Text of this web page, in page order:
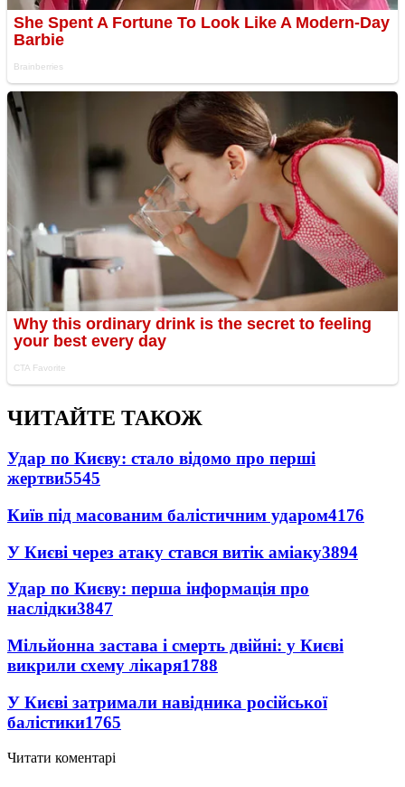
ЧИТАЙТЕ ТАКОЖ
Удар по Києву: стало відомо про перші
жертви5545
Київ під масованим балістичним ударом4176
У Києві через атаку стався витік аміаку3894
Удар по Києву: перша інформація про
наслідки3847
Мільйонна застава і смерть двійні: у Києві
викрили схему лікаря1788
У Києві затримали навідника російської
балістики1765
Читати коментарі